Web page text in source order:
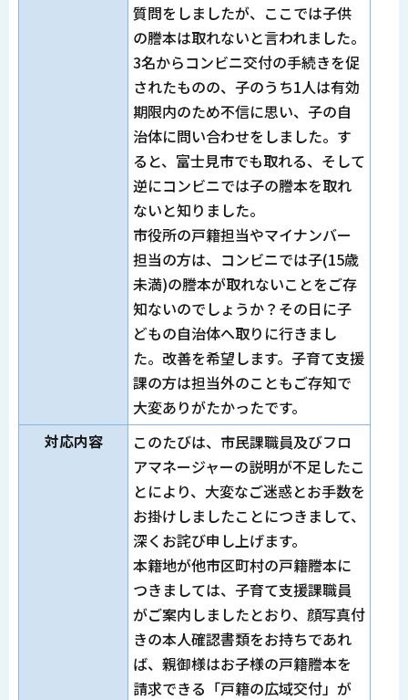
質問をしましたが、ここでは子供
の謄本は取れないと言われました。
3名からコンビニ交付の手続きを促
されたものの、子のうち1人は有効
期限内のため不信に思い、子の自
治体に問い合わせをしました。す
ると、富士見市でも取れる、そして
逆にコンビニでは子の謄本を取れ
ないと知りました。
市役所の戸籍担当やマイナンバー
担当の方は、コンビニでは子(15歳
未満)の謄本が取れないことをご存
知ないのでしょうか？その日に子
どもの自治体へ取りに行きまし
た。改善を希望します。子育て支援
課の方は担当外のこともご存知で
大変ありがたかったです。
対応内容
このたびは、市民課職員及びフロ
アマネージャーの説明が不足したこ
とにより、大変なご迷惑とお手数を
お掛けしましたことにつきまして、
深くお詫び申し上げます。
本籍地が他市区町村の戸籍謄本に
つきましては、子育て支援課職員
がご案内しましたとおり、顔写真付
きの本人確認書類をお持ちであれ
ば、親御様はお子様の戸籍謄本を
請求できる「戸籍の広域交付」が